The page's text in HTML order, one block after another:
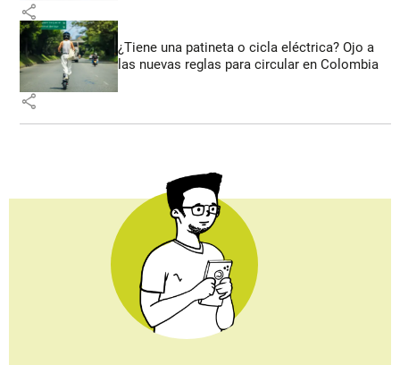
share
¿Tiene una patineta o cicla eléctrica? Ojo a
las nuevas reglas para circular en Colombia
share